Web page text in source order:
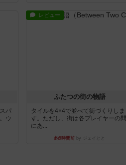
パ
ウ
レビュー
ふたつの街の物語
タイルを4×4で並べて街づくりしま
す。ただし、街は各プレイヤーの間
にあ...
約9時間前 by ジェイとと